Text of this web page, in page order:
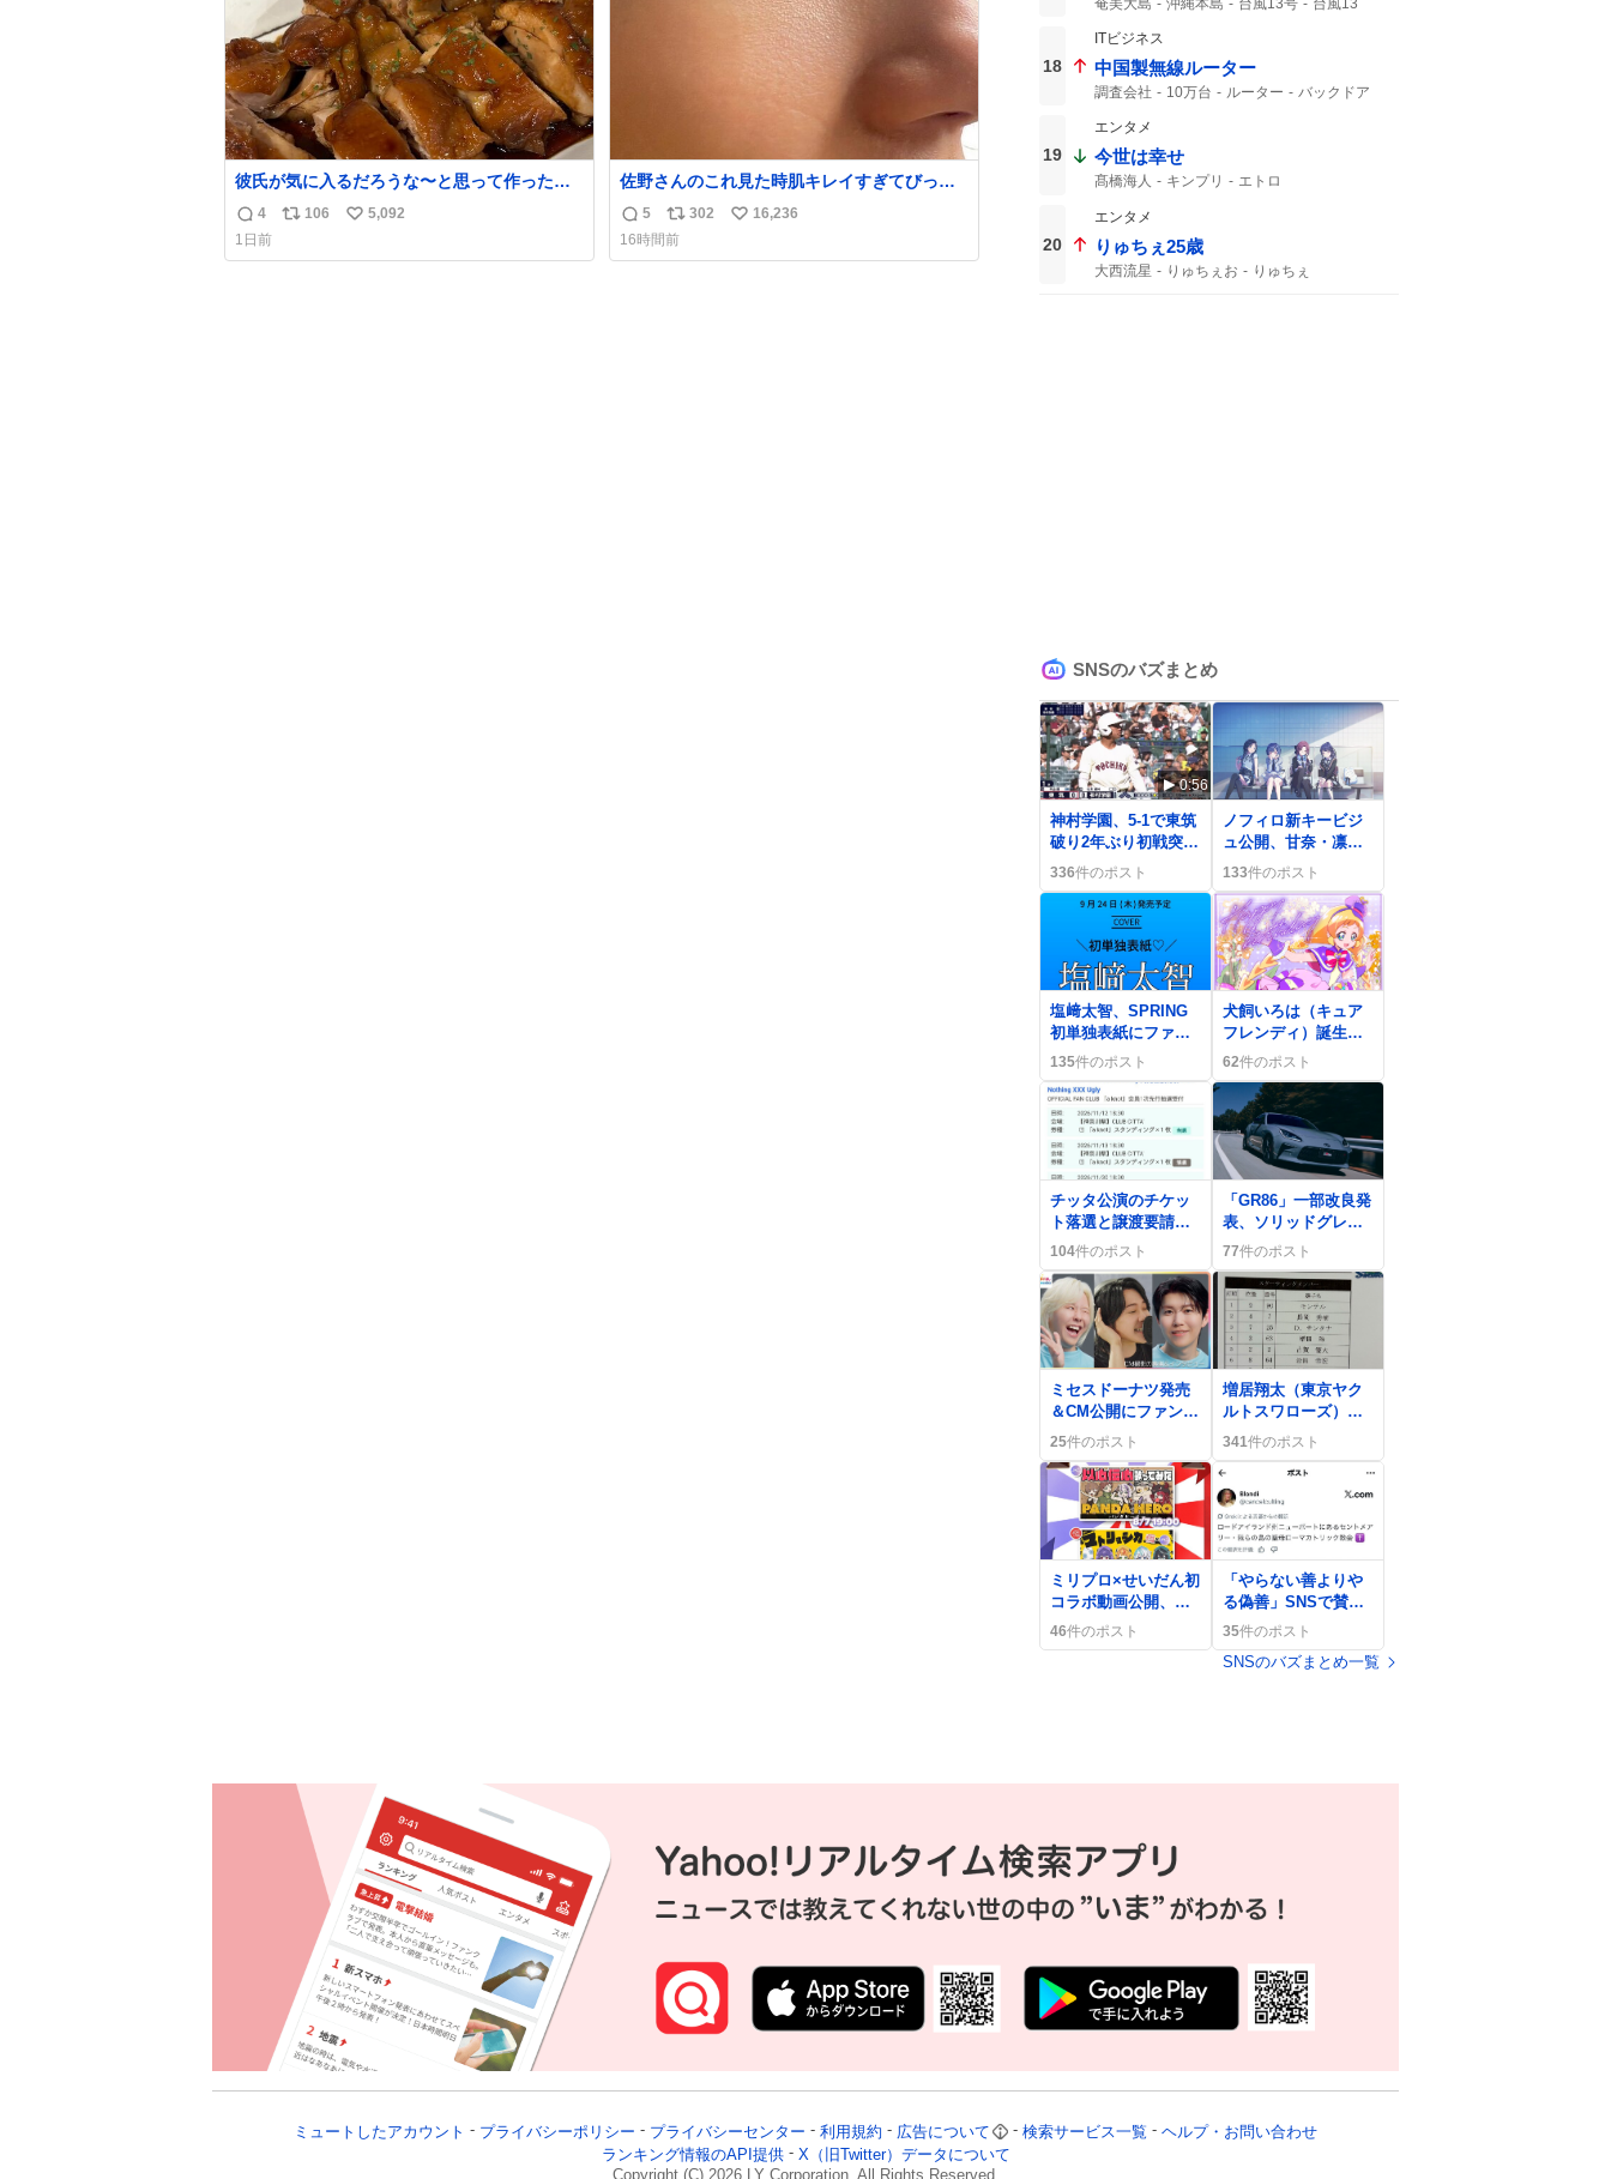
彼氏が気に入るだろうな〜と思って作ったら
想像の何倍も美味しい美味しい言ってくれて
嬉しい
返
信
4
リ
106
い
5,092
1日前
佐野さんのこれ見た時肌キレイすぎてびっく
りしたし、やはりアイドルって体型･肌管理す
ごすぎる
返
信
5
リ
ポ
302
い
16,236
16時間前
140km
18
ITビジネス
中国製無線ルーター
調査会社 10万台 ルーター
バックドア
19
エンタメ
今世は幸せ
髙橋海人 キンプリ エトロ
20
エンタメ
りゅちぇ25歳
大西流星 りゅちぇお
りゅちぇ
SNSのバズまとめ
0:56
神村学園、5-1で東筑
破り2年ぶり初戦突破
に歓喜の声が広が
る 夏の甲子園熱狂
ファン熱狂
336件のポスト
ノフィロ新キービジ
ュ公開、甘奈・凛世
のデザインがファン
熱狂「最高」
133件のポスト
塩﨑太智、SPRING
初単独表紙にファン
歓喜「だいちくん最
高」予約殺到
135件のポスト
犬飼いろは（キュア
フレンディ）誕生日
にファンが“かわい
い”“わんだふる”で大
歓喜
62件のポスト
チッタ公演のチケッ
ト落選と譲渡要請が
続出、ファンの熱狂
と切実な声が交錯
104件のポスト
「GR86」一部改良発
表、ソリッドグレー
復活と3眼アイサイト
にファン歓喜
77件のポスト
ミセスドーナツ発売
＆CM公開にファン歓
喜「めっちゃかわい
い」購入争奪戦も
25件のポスト
増居翔太（東京ヤク
ルトスワローズ）プ
ロ初安打がツーベー
スヒットで話題に、
ファン歓喜の声続く
341件のポスト
ミリプロ×せいだん初
コラボ動画公開、以
心伝心歌ってみたに
46件のポスト
「やらない善よりや
る偽善」SNSで賛否
激論、意味と起源が
35件のポスト
SNSのバズまとめ一覧
ミュートしたアカウント プライバシーポリシー プライバシーセンター 利用規約 広告について 検索サービス一覧
ヘルプ・お問い合わせ
ランキング情報のAPI提供
X（旧Twitter）データについて
Copyright (C) 2026LY Corporation. All Rights Reserved.